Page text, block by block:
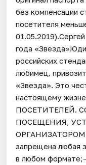
без компенсации
посетителя
года
российских
любимец,
«Звезда». Это
настоящему
ПОСЕТИТЕЛЕЙ.
ПОСЕЩЕНИЯ,
ОРГАНИЗАТОРОМ
запрещена любая
в любом формате;-